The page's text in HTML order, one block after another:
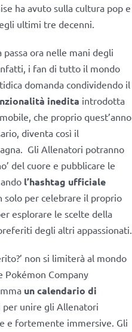
ha avuto sulla cultura pop e
ultimi tre decenni.
passa ora nelle mani degli
i fan di tutto il mondo
domanda condividendo il
inedita introdotta
che proprio quest’anno
diventa così il
Gli Allenatori potranno
del cuore e pubblicare le
l’hashtag ufficiale
solo per celebrare il proprio
esplorare le scelte della
degli altri appassionati.
non si limiterà al mondo
Pokémon Company
un calendario di
per unire gli Allenatori
e fortemente immersive. Gli